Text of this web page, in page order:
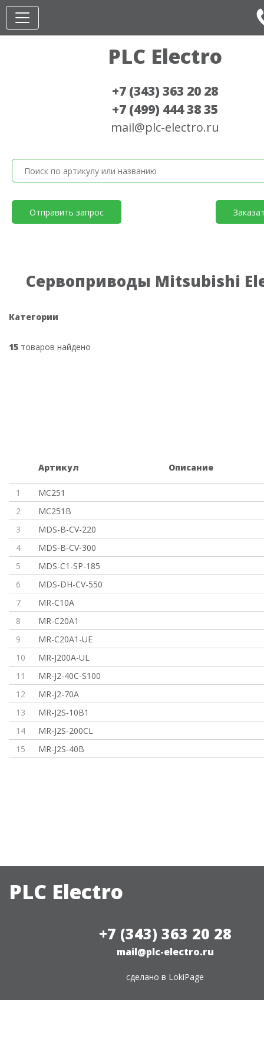
PLC Electro
+7 (343) 363 20 28
+7 (499) 444 38 35
mail@plc-electro.ru
Отправить запрос
Сервоприводы Mitsubishi
Категории
15 товаров найдено
Артикул Описание
1
MC251
2
MC251B
3
MDS-B-CV-220
4
MDS-B-CV-300
5
MDS-C1-SP-185
6
MDS-DH-CV-550
7
MR-C10A
8
MR-C20A1
9
MR-C20A1-UE
10
MR-J200A-UL
11
MR-J2-40C-S100
12
MR-J2-70A
13
MR-J2S-10B1
14
MR-J2S-200CL
15
MR-J2S-40B
PLC Electro
+7 (343) 363 20 28
mail@plc-electro.ru
сделано в LokiPage